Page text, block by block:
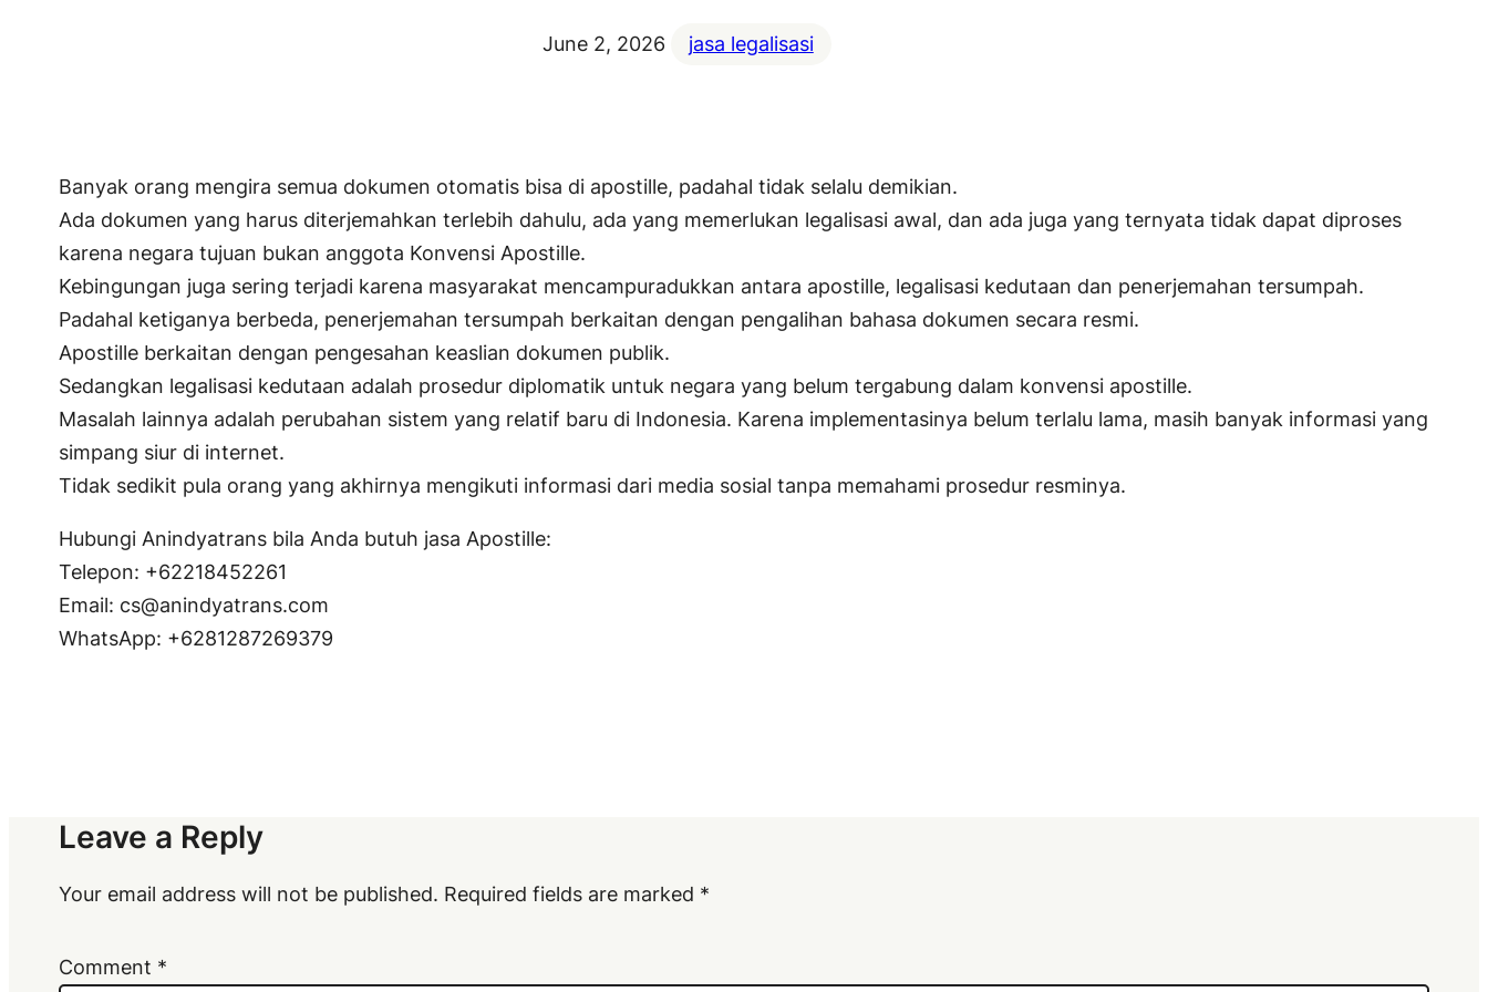
June 2, 2026 jasa legalisasi
Banyak orang mengira semua dokumen otomatis bisa di apostille, padahal tidak selalu demikian.
Ada dokumen yang harus diterjemahkan terlebih dahulu, ada yang memerlukan legalisasi awal, dan ada juga yang ternyata tidak dapat diproses
karena negara tujuan bukan anggota Konvensi Apostille.
Kebingungan juga sering terjadi karena masyarakat mencampuradukkan antara apostille, legalisasi kedutaan dan penerjemahan tersumpah.
Padahal ketiganya berbeda, penerjemahan tersumpah berkaitan dengan pengalihan bahasa dokumen secara resmi.
Apostille berkaitan dengan pengesahan keaslian dokumen publik.
Sedangkan legalisasi kedutaan adalah prosedur diplomatik untuk negara yang belum tergabung dalam konvensi apostille.
Masalah lainnya adalah perubahan sistem yang relatif baru di Indonesia. Karena implementasinya belum terlalu lama, masih banyak informasi yang
simpang siur di internet.
Tidak sedikit pula orang yang akhirnya mengikuti informasi dari media sosial tanpa memahami prosedur resminya.
Hubungi Anindyatrans bila Anda butuh jasa Apostille:
Telepon: +62218452261
Email: cs@anindyatrans.com
WhatsApp: +6281287269379
Leave a Reply
Your email address will not be published. Required fields are marked *
Comment *